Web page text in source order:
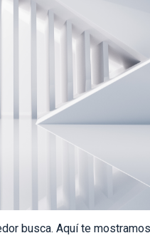
busca. Aquí te